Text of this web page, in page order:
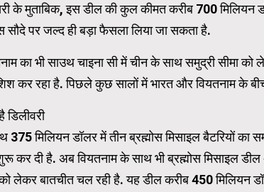
के मुताबिक, इस डील की कुल कीमत करीब 700
सौदे पर जल्द ही बड़ा फैसला लिया जा सकता है.
का भी साउथ चाइना सी में चीन के साथ समुद्री सीमा
कर रहा है. पिछले कुछ सालों में भारत और वियतनाम के
डिलीवरी
375 मिलियन डॉलर में तीन ब्रह्मोस मिसाइल बैटरियों का
शुरू कर दी है. अब वियतनाम के साथ भी ब्रह्मोस मिसाइल
लेकर बातचीत चल रही है. यह डील करीब 450 मिलियन